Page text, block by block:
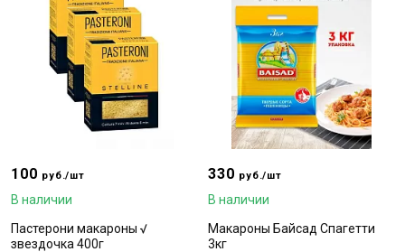
100 руб./шт
В наличии
Пастерони макароны √
звездочка 400г
330 руб./шт
В наличии
Макароны Байсад Спагетти
3кг